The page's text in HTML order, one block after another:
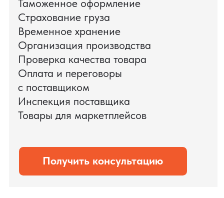
Мы обеспечили полный цикл работ:
проверку продукции, логистику,
таможенное оформление и контроль
сроков. В результате все товары были
доставлены точно в срок и без
дополнительных рисков.
PRO TORG — проверенный партнёр по
международной логистике для ведущих
федеральных компаний.
Оставить заявку